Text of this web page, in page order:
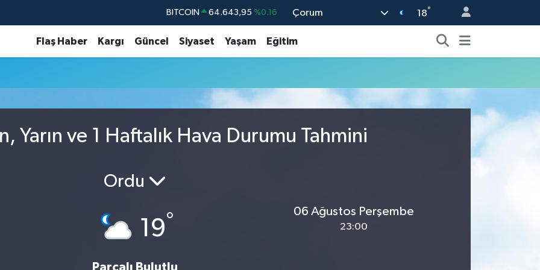
BITCOIN 64.643,95 %0.16
EURO 55,0406 %-0.08
GRAM ALTIN 6500.87 %0.12
Çorum 18°
Flaş Haber Kargı Güncel Siyaset Yaşam Eğitim
Yarın ve 1 Haftalık Hava Durumu Tahmini
Ordu
19°
Parçalı Bulutlu
06 Ağustos Perşembe
23:00